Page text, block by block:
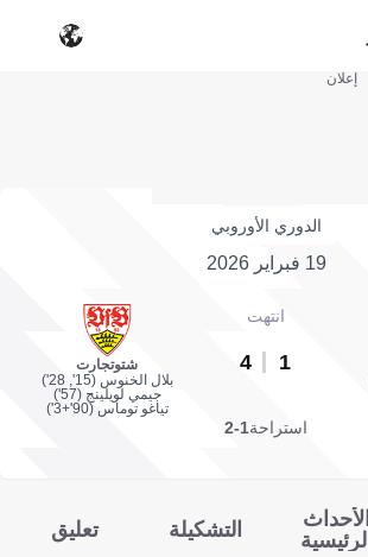
إعلان
الدوري الأوروبي
19 فبراير 2026
انتهت
1
4
شتوتجارت
بلال الخنوس (15', 28')
جيمي لويلينج (57')
تياغو توماس (90'+3')
استراحة1-2
الأحداث
الرئيسية
التشكيلة تعليق